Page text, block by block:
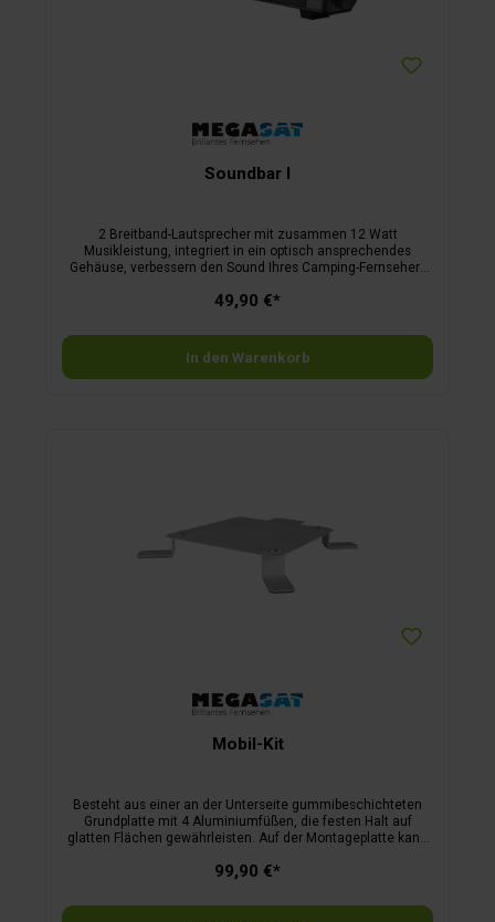
Soundbar I
2 Breitband-Lautsprecher mit zusammen 12 Watt
Musikleistung, integriert in ein optisch ansprechendes
Gehäuse, verbessern den Sound Ihres Camping-Fernsehers
über USB bzw. den Kopfhöreranschluss am TV. Die Lautstärke
Soundbar geregelt. Optional kann die Soundbar direkt unter
dem Fernseher montiert werden – eine entsprechende
Halterung ist im Lieferumfang enthalten. Maße B 40 x H 6 x T
5,5 cm, Gewicht 450 g.
49,90 €*
In den Warenkorb
Mobil-Kit
Besteht aus einer an der Unterseite gummibeschichteten
Grundplatte mit 4 Aluminiumfüßen, die festen Halt auf
glatten Flächen gewährleisten. Auf der Montageplatte kann
werden.
99,90 €*